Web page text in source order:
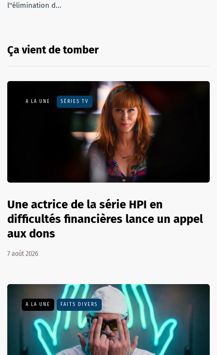
l''élimination d...
Ça vient de tomber
A LA UNE SÉRIES TV
Une actrice de la série HPI en
difficultés financières lance un appel
aux dons
7 août 2026
A LA UNE FAITS DIVERS